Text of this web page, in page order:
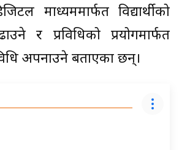
माध्यममार्फत विद्यार्थीको
र प्रविधिको प्रयोगमार्फत
अपनाउने बताएका छन्।